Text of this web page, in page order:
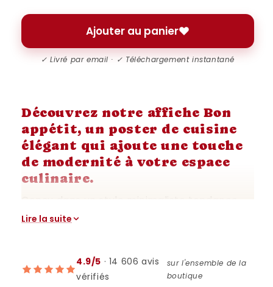
Ajouter au panier
✓ Livré par email · ✓ Téléchargement instantané
Découvrez notre affiche Bon
appétit, un poster de cuisine
élégant qui ajoute une touche
de modernité à votre espace
culinaire.
Conçu dans un style minimaliste tendance,
cet art mural s'intègre parfaitement dans
audacieuses sur un fond rouge vif, créant un
contraste saisissant qui attire le regard.
Lire la suite
4.9/5 · 14 606 avis
vérifiés
sur l'ensemble de la
boutique